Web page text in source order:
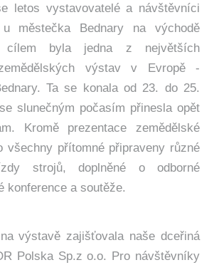
letos vystavovatelé a návštěvníci
městečka Bednary na východě
cílem byla jedna z největších
výstav v Evropě -
Ta se konala od 23. do 25.
slunečným počasím přinesla opět
Kromě prezentace zemědělské
všechny přítomné připraveny různé
strojů, doplněné o odborné
konference a soutěže.
výstavě zajišťovala naše dceřiná
Polska Sp.z o.o. Pro návštěvníky